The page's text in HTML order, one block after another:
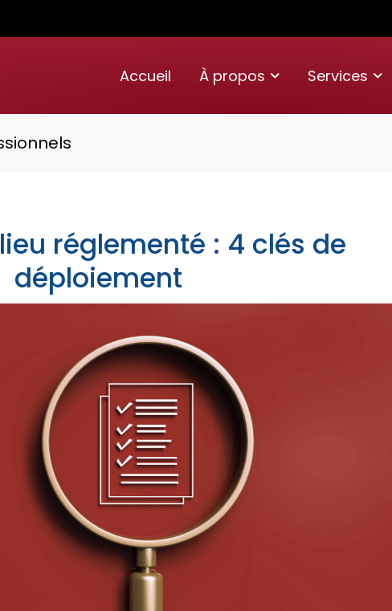
Accueil À propos Services
réglementé : 4 clés de
déploiement